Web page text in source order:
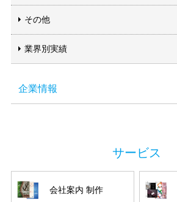
その他
業界別実績
企業情報
会社案内 制作